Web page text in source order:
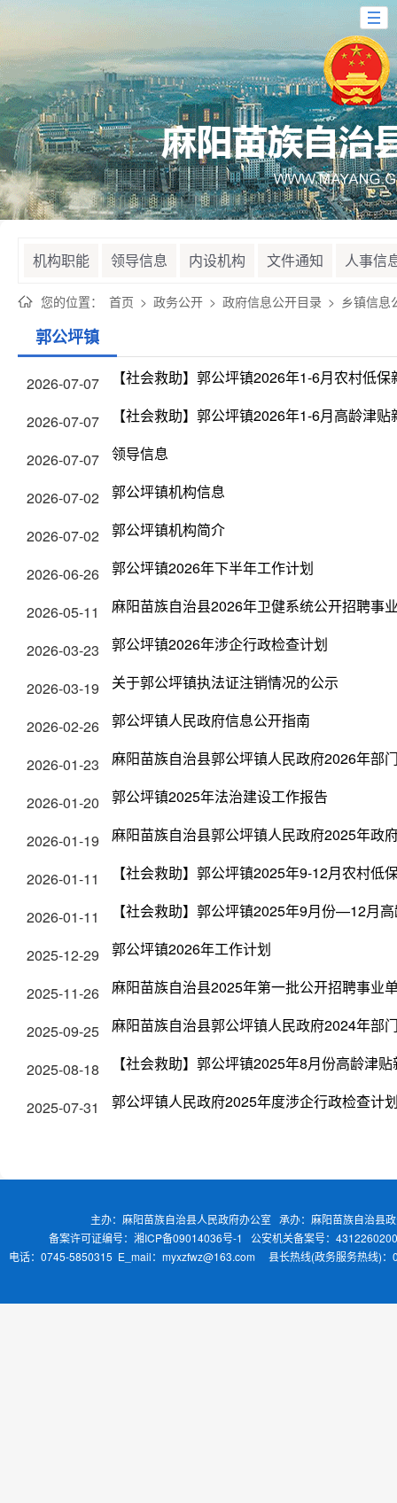
机构职能 领导信息 内设机构 文件通知 人事信
您的位置： 首页 > 政务公开 > 政府信息公开目录 > 乡镇信息
郭公坪镇
2026-07-07 【社会救助】郭公坪镇2026年1-6月农村低
2026-07-07 【社会救助】郭公坪镇2026年1-6月高龄津
2026-07-07 领导信息
2026-07-02 郭公坪镇机构信息
2026-07-02 郭公坪镇机构简介
2026-06-26 郭公坪镇2026年下半年工作计划
2026-05-11 麻阳苗族自治县2026年卫健系统公开招聘事
2026-03-23 郭公坪镇2026年涉企行政检查计划
2026-03-19 关于郭公坪镇执法证注销情况的公示
2026-02-26 郭公坪镇人民政府信息公开指南
2026-01-23 麻阳苗族自治县郭公坪镇人民政府2026年部
2026-01-20 郭公坪镇2025年法治建设工作报告
2026-01-19 麻阳苗族自治县郭公坪镇人民政府2025年政
2026-01-11 【社会救助】郭公坪镇2025年9-12月农村低
2026-01-11 【社会救助】郭公坪镇2025年9月份—12月
2025-12-29 郭公坪镇2026年工作计划
2025-11-26 麻阳苗族自治县2025年第一批公开招聘事业
2025-09-25 麻阳苗族自治县郭公坪镇人民政府2024年部
2025-08-18 【社会救助】郭公坪镇2025年8月份高龄津
2025-07-31 郭公坪镇人民政府2025年度涉企行政检查计
主办：麻阳苗族自治县人民政府办公室 承办：麻阳苗族自治县
备案许可证编号：湘ICP备09014036号-1
公安机关备案号：
电话：0745-5850315 E_mail：myxzfwz@163.com 县长热线(政务服务热线)